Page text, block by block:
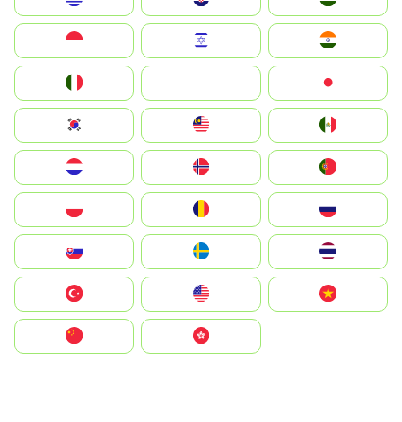
South Korea
United States
中國香港特別行政區